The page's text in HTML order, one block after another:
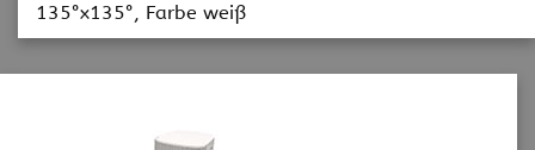
135°x135°, Farbe weiß